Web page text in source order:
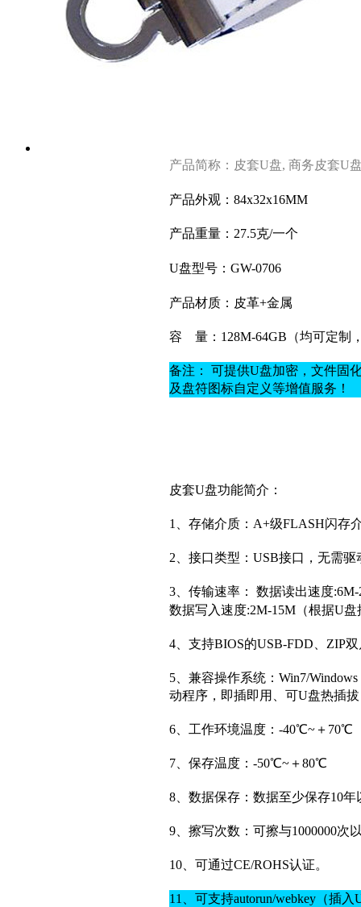
产品简称：皮套U盘, 商务皮套U
产品外观：84x32x16MM
产品重量：27.5克/一个
U盘型号：GW-0706
产品材质： 皮革+金属
容 量：128M-64GB（均可定制
备注： 可提供U盘加密，文件固
及盘符图标自定义等增值服务！
皮套U盘功能简介：
1、存储介质：A+级FLASH闪存
2、接口类型：USB接口，无需
3、传输速率： 数据读出速度
数据写入速度:2M-15M（根据U
4、支持BIOS的USB-FDD、ZIP
5、兼容操作系统：Win7/
动程序，即插即用、可U盘热插
6、工作环境温度：-40℃~＋70℃
7、保存温度：-50℃~＋80℃
8、数据保存：数据至少保存10年
9、擦写次数：可擦与1000000次
10、可通过CE/ROHS认证。
11、可支持autorun/webkey（插